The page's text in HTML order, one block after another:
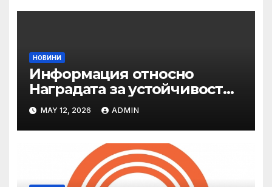
НОВИНИ
Информация относно
Наградата за устойчивост
на ОАЕ „Зайед“
MAY 12, 2026 ADMIN